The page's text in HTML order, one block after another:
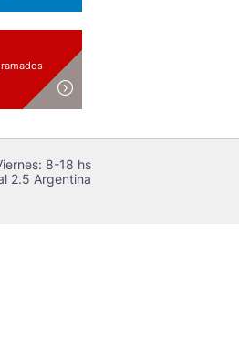
8-18 hs
2.5 Argentina